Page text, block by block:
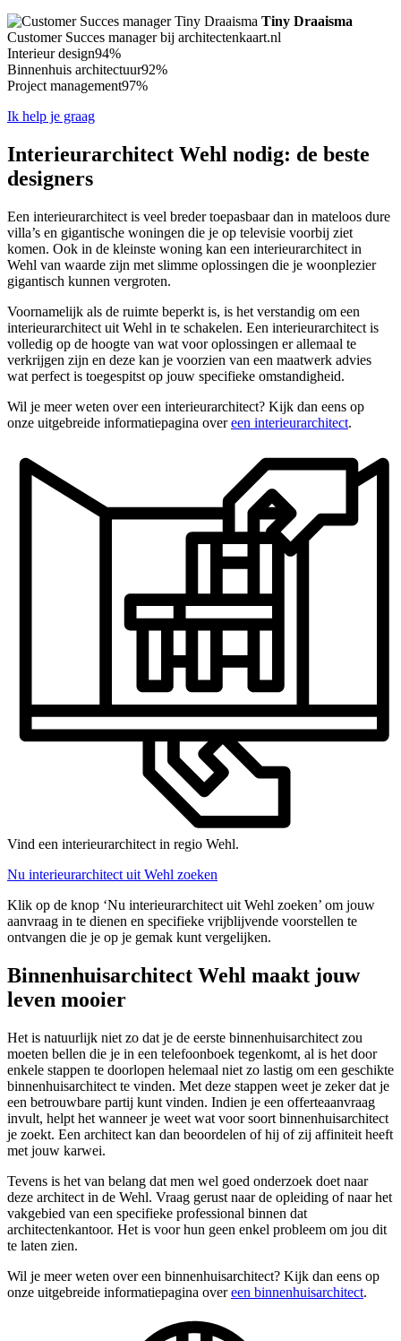
Tiny Draaisma
Customer Succes manager bij architectenkaart.nl
Interieur design94%
Binnenhuis architectuur92%
Project management97%
Ik help je graag
Interieurarchitect Wehl nodig: de beste
designers
Een interieurarchitect is veel breder toepasbaar dan in mateloos dure
villa’s en gigantische woningen die je op televisie voorbij ziet
komen. Ook in de kleinste woning kan een interieurarchitect in
Wehl van waarde zijn met slimme oplossingen die je woonplezier
gigantisch kunnen vergroten.
Voornamelijk als de ruimte beperkt is, is het verstandig om een
interieurarchitect uit Wehl in te schakelen. Een interieurarchitect is
volledig op de hoogte van wat voor oplossingen er allemaal te
verkrijgen zijn en deze kan je voorzien van een maatwerk advies
wat perfect is toegespitst op jouw specifieke omstandigheid.
Wil je meer weten over een interieurarchitect? Kijk dan eens op
onze uitgebreide informatiepagina overeen interieurarchitect.
Vind een interieurarchitect in regio Wehl.
Nu interieurarchitect uit Wehl zoeken
Klik op de knop ‘Nu interieurarchitect uit Wehl zoeken’ om jouw
aanvraag in te dienen en specifieke vrijblijvende voorstellen te
ontvangen die je op je gemak kunt vergelijken.
Binnenhuisarchitect Wehl maakt jouw
leven mooier
Het is natuurlijk niet zo dat je de eerste binnenhuisarchitect zou
moeten bellen die je in een telefoonboek tegenkomt, al is het door
enkele stappen te doorlopen helemaal niet zo lastig om een geschikte
binnenhuisarchitect te vinden. Met deze stappen weet je zeker dat je
een betrouwbare partij kunt vinden. Indien je een offerteaanvraag
invult, helpt het wanneer je weet wat voor soort binnenhuisarchitect
je zoekt. Een architect kan dan beoordelen of hij of zij affiniteit heeft
met jouw karwei.
Tevens is het van belang dat men wel goed onderzoek doet naar
deze architect in de Wehl. Vraag gerust naar de opleiding of naar het
vakgebied van een specifieke professional binnen dat
architectenkantoor. Het is voor hun geen enkel probleem om jou dit
te laten zien.
Wil je meer weten over een binnenhuisarchitect? Kijk dan eens op
onze uitgebreide informatiepagina overeen binnenhuisarchitect.